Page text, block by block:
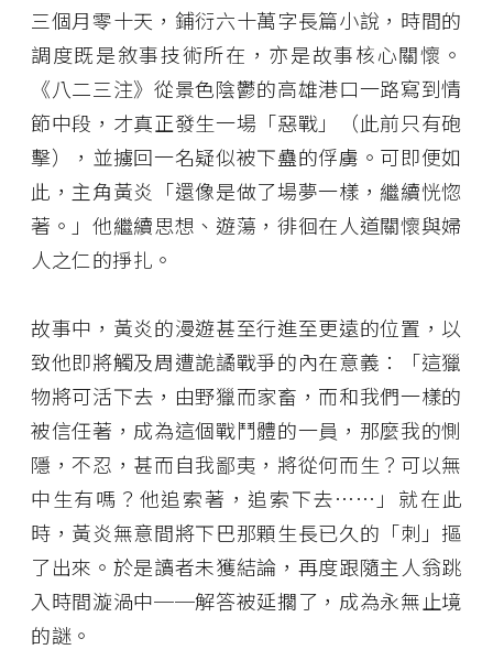
三個月零十天，鋪衍六十萬字長篇小說，時間的
調度既是敘事技術所在，亦是故事核心關懷。
《八二三注》從景色陰鬱的高雄港口一路寫到情
節中段，才真正發生一場「惡戰」（此前只有砲
擊），並擄回一名疑似被下蠱的俘虜。可即便如
此，主角黃炎「還像是做了場夢一樣，繼續恍惚
著。」他繼續思想、遊蕩，徘徊在人道關懷與婦
人之仁的掙扎。
故事中，黃炎的漫遊甚至行進至更遠的位置，以
致他即將觸及周遭詭譎戰爭的內在意義：「這獵
物將可活下去，由野獵而家畜，而和我們一樣的
被信任著，成為這個戰鬥體的一員，那麼我的惻
隱，不忍，甚而自我鄙夷，將從何而生？可以無
中生有嗎？他追索著，追索下去⋯⋯」就在此
時，黃炎無意間將下巴那顆生長已久的「刺」摳
了出來。於是讀者未獲結論，再度跟隨主人翁跳
入時間漩渦中──解答被延擱了，成為永無止境
的謎。